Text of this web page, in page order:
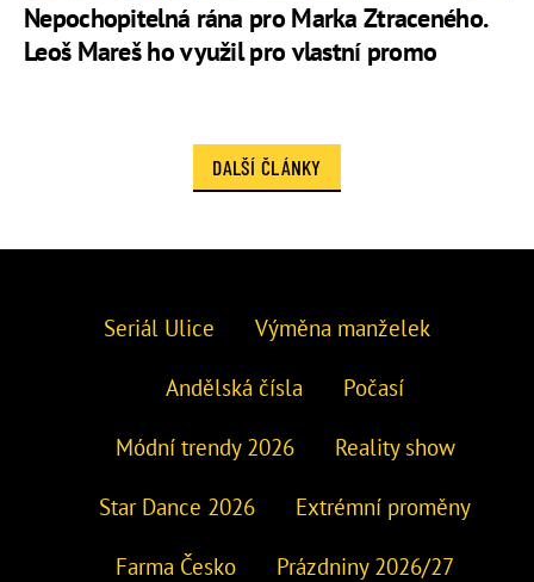
Nepochopitelná rána pro Marka Ztraceného.
Leoš Mareš ho využil pro vlastní promo
DALŠÍ ČLÁNKY
Seriál Ulice Výměna manželek
Andělská čísla Počasí
Módní trendy 2026 Reality show
Star Dance 2026 Extrémní proměny
Farma Česko Prázdniny 2026/27